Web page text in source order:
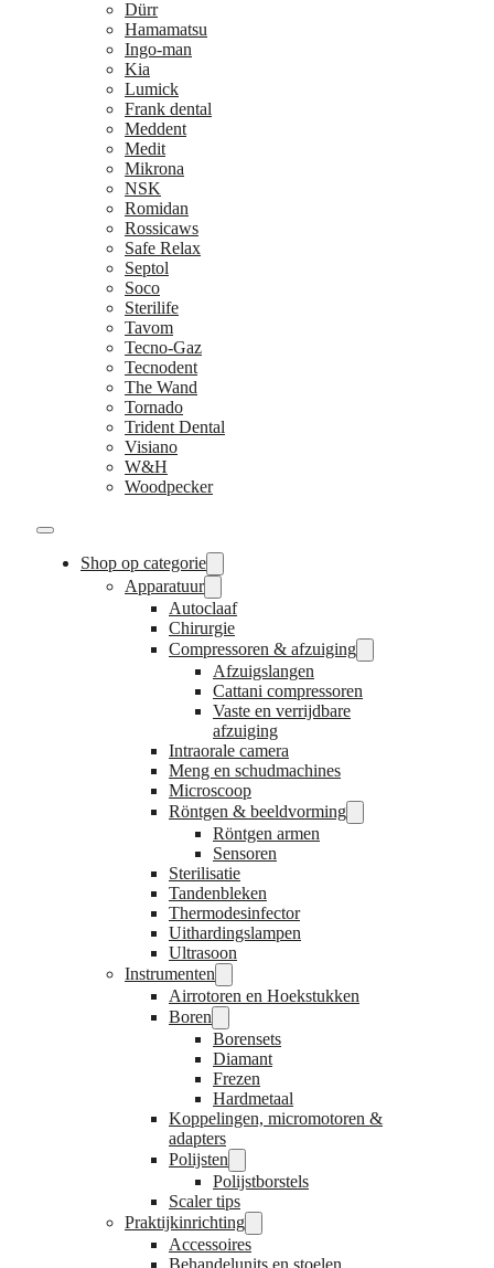
Dürr
Hamamatsu
Ingo-man
Kia
Lumick
Frank dental
Meddent
Medit
Mikrona
NSK
Romidan
Rossicaws
Safe Relax
Septol
Soco
Sterilife
Tavom
Tecno-Gaz
Tecnodent
The Wand
Tornado
Trident Dental
Visiano
W&H
Woodpecker
Shop op categorie
Apparatuur
Autoclaaf
Chirurgie
Compressoren & afzuiging
Afzuigslangen
Cattani compressoren
Vaste en verrijdbare
afzuiging
Intraorale camera
Meng en schudmachines
Microscoop
Röntgen & beeldvorming
Röntgen armen
Sensoren
Sterilisatie
Tandenbleken
Thermodesinfector
Uithardingslampen
Ultrasoon
Instrumenten
Airrotoren en Hoekstukken
Boren
Borensets
Diamant
Frezen
Hardmetaal
Koppelingen, micromotoren &
adapters
Polijsten
Polijstborstels
Scaler tips
Praktijkinrichting
Accessoires
Behandelunits en stoelen